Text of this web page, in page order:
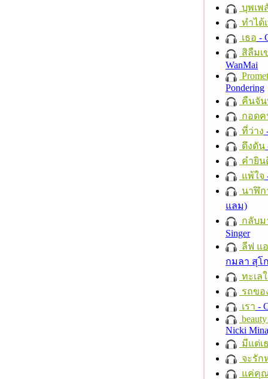
บุพเพ
ทำได้
เธอ -
สิลืมเ
WanMai
Pondering
คืนจั
กอดค
ที่ว่าง
ดึงดัน
คำยิน
แพ้ใจ
นาฬิก
แลม)
กลับม
Singer
ลีฟ แอ
กมลา สุโ
ทะเล
รถขอ
เรา -
Nicki
มีแต่เ
จะรัก
แค่คุ